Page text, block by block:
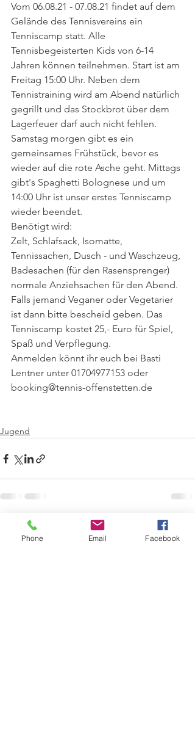
Vom 06.08.21 - 07.08.21 findet auf dem
Gelände des Tennisvereins ein
Tenniscamp statt. Alle
Tennisbegeisterten Kids von 6-14
Jahren können teilnehmen. Start ist am
Freitag 15:00 Uhr. Neben dem
Tennistraining wird am Abend natürlich
gegrillt und das Stockbrot über dem
Lagerfeuer darf auch nicht fehlen.
Samstag morgen gibt es ein
gemeinsames Frühstück, bevor es
wieder auf die rote Asche geht. Mittags
gibt's Spaghetti Bolognese und um
14:00 Uhr ist unser erstes Tenniscamp
wieder beendet.
Benötigt wird:
Zelt, Schlafsack, Isomatte,
Tennissachen, Dusch - und Waschzeug,
Badesachen (für den Rasensprenger)
normale Anziehsachen für den Abend.
Falls jemand Veganer oder Vegetarier
ist dann bitte bescheid geben. Das
Tenniscamp kostet 25,- Euro für Spiel,
Spaß und Verpflegung.
Anmelden könnt ihr euch bei Basti
Lentner unter 01704977153 oder
booking@tennis-offenstetten.de
Jugend
Recent Posts
Phone Email Facebook